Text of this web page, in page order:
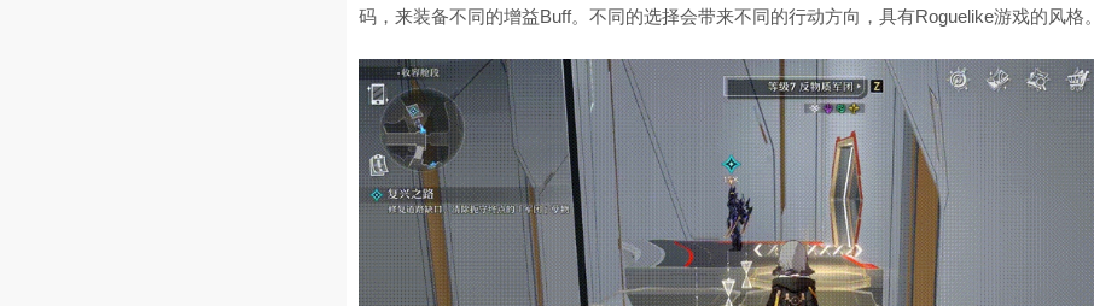
码，来装备不同的增益Buff。不同的选择会带来不同的行动方向，具有Roguelike游戏的风格。